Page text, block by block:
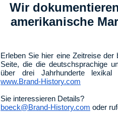
Wir
amerikanische
Erleben Sie hier eine Zeitreise
Seite, die die deutschsprachige
über drei Jahrhunderte lexikal
www.Brand-History.com
Sie interessieren Details?
boeck@Brand-History.com oder